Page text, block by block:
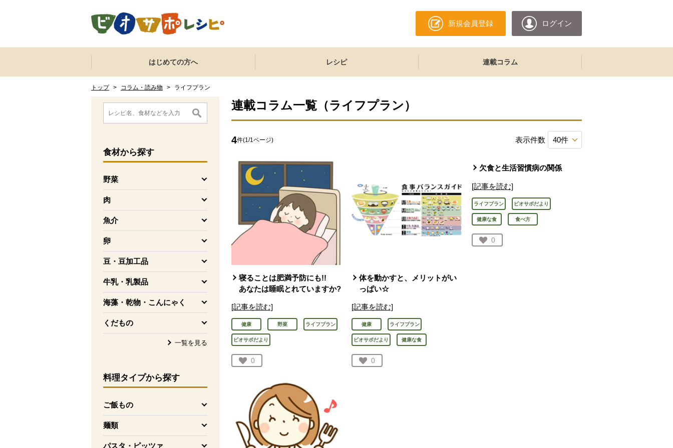
新規会員登録 ログイン
ここからサイト内共通メニューです。
サイト内共通メニューをスキップする
はじめての方へ レシピ 連載コラム
トップ > コラム・読み物 > ライフプラン
ここから消費材検索メニューです。
食材から探す
野菜
を開く
肉
を開く
魚介
を開く
卵
を開く
豆・豆加工品
を開く
牛乳・乳製品
を開く
海藻・乾物・こんにゃく
を開く
くだもの
を開く
一覧を見る
料理タイプから探す
ご飯もの
を開く
麺類
を開く
パスタ・ピッツァ
消費材検索メニューここまで。
ここから本文です。 連載コラム一覧（ライフプラン）
4件(1 /1 ページ) 表示件数
寝ることは肥満予防にも!!
あなたは睡眠とれていますか?
[記事を読む]
健康 野菜 ライフプラン
ビオサポだより
お気に入り登録：
0
人が登録
体を動かすと、メリットがい
っぱい☆
[記事を読む]
健康 ライフプラン
ビオサポだより 健康な食
お気に入り登録：
0
人が登録
欠食と生活習慣病の関係
[記事を読む]
ライフプラン ビオサポだより
健康な食 食べ方
お気に入り登録：
0
人が登録